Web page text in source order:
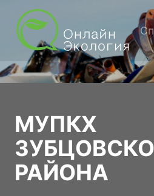
МУПКХ
РАЙОНА